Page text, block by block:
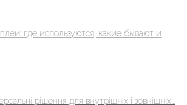
где используются, какие бывают и
рішення для внутрішніх і зовнішніх...